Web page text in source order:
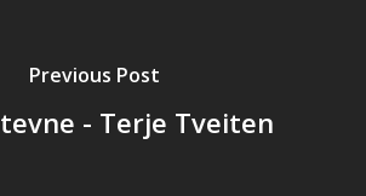
Previous Post
- Terje Tveiten